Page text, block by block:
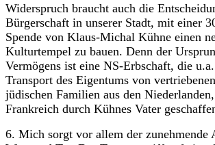
Widerspruch braucht auch die
Bürgerschaft in unserer Stadt, mit einer
Spende von Klaus-Michal Kühne einen
Kulturtempel zu bauen. Denn der
Vermögens ist eine NS-Erbschaft, die
Transport des Eigentums von
jüdischen Familien aus den
Frankreich durch Kühnes Vater
6. Mich sorgt vor allem der zunehmende